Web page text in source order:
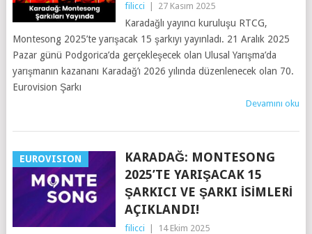
filicci 27 Kasım 2025
Karadağlı yayıncı kuruluşu RTCG,
Montesong 2025’te yarışacak 15 şarkıyı yayınladı. 21 Aralık 2025
Pazar günü Podgorica’da gerçekleşecek olan Ulusal Yarışma’da
yarışmanın kazananı Karadağ’ı 2026 yılında düzenlenecek olan 70.
Eurovision Şarkı
Devamını oku
EUROVISION
KARADAĞ: MONTESONG
2025’TE YARIŞACAK 15
ŞARKICI VE ŞARKI İSIMLERI
AÇIKLANDI!
filicci 14 Ekim 2025